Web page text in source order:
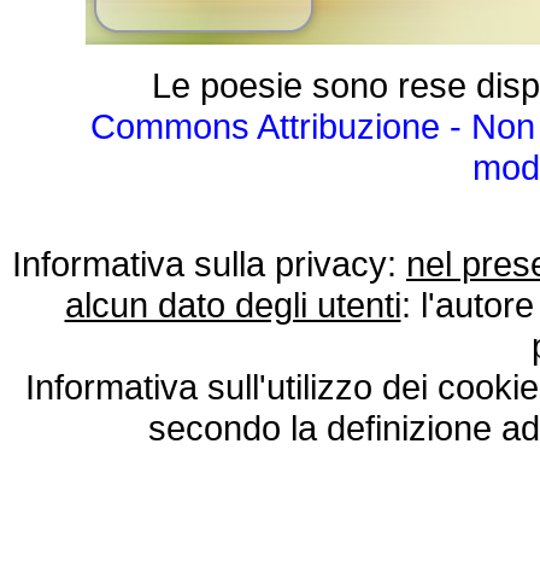
Le poesie sono rese
Commons Attribuzione -
Informativa sulla privacy: nel
alcun dato degli utenti:
Informativa sull'utilizzo dei
secondo la definizione